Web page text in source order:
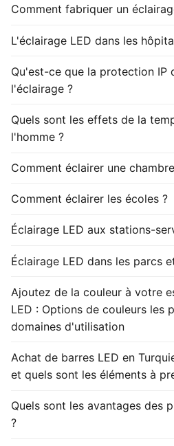
Comment fabriquer un
L'éclairage LED dans les
Qu'est-ce que la protection IP
l'éclairage ?
Quels sont les effets de la
l'homme ?
Comment éclairer une
Comment éclairer les écoles ?
Éclairage LED aux stations-
Éclairage LED dans les parcs
Ajoutez de la couleur à votre
LED : Options de couleurs les
domaines d'utilisation
Achat de barres LED en
et quels sont les éléments à
Quels sont les avantages des
?